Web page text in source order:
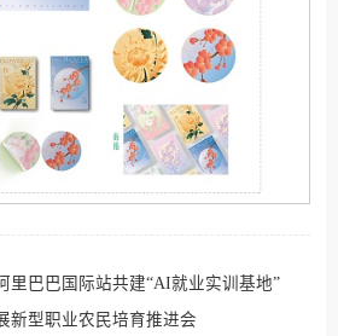
里巴巴国际站共建“AI就业实训基地”
新型职业农民培育推进会